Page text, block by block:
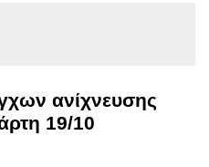
ανίχνευσης
19/10